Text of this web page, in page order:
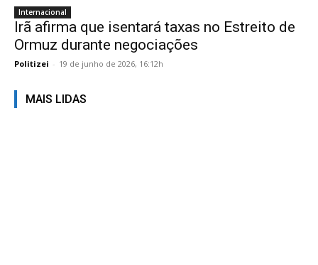
Internacional
Irã afirma que isentará taxas no Estreito de
Ormuz durante negociações
Politizei - 19 de junho de 2026, 16:12h
MAIS LIDAS